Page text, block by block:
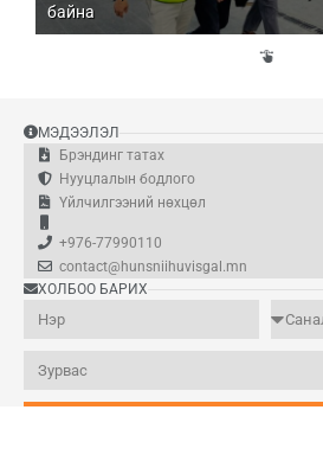
байна
МЭДЭЭЛЭЛ
Брэндинг татах
Нууцлалын бодлого
Үйлчилгээний нөхцөл
+976-77990110
contact@hunsniihuvisgal.mn
ХОЛБОО БАРИХ